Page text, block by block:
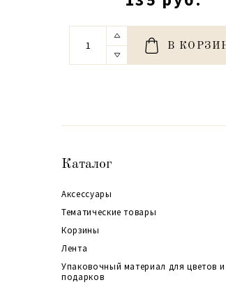
В
Каталог
Аксессуары
Тематические товары
Корзины
Лента
Упаковочный материал для цветов и
подарков